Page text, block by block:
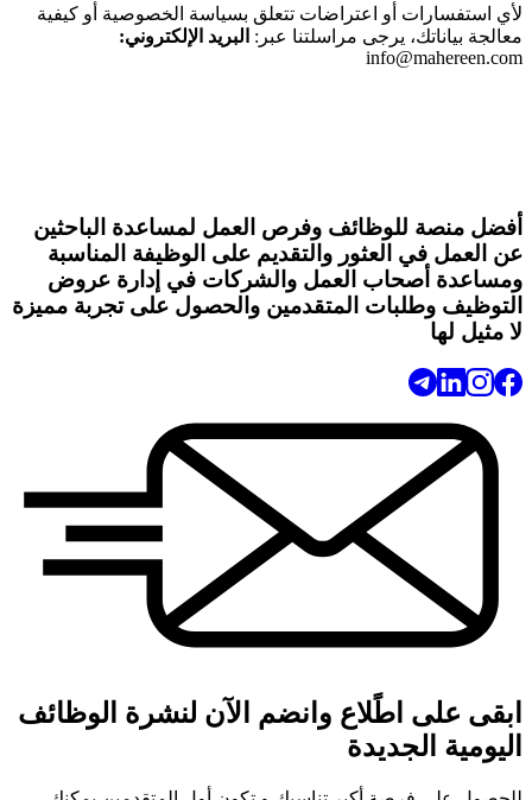
لأي استفسارات أو اعتراضات تتعلق بسياسة الخصوصية أو كيفية
معالجة بياناتك، يرجى مراسلتنا عبر: البريد الإلكتروني:
info@mahereen.com
أفضل منصة للوظائف وفرص العمل لمساعدة الباحثين
عن العمل في العثور والتقديم على الوظيفة المناسبة
ومساعدة أصحاب العمل والشركات في إدارة عروض
التوظيف وطلبات المتقدمين والحصول على تجربة مميزة
لا مثيل لها
ابقى على اطًلاع وانضم الآن لنشرة الوظائف
اليومية الجديدة